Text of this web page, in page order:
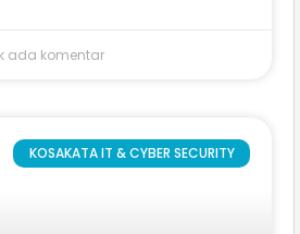
ada komentar
KOSAKATA IT & CYBER SECURITY